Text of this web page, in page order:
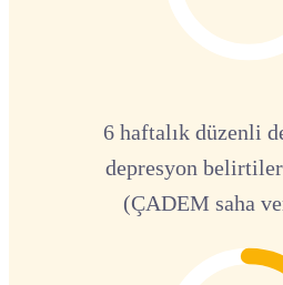
6 haftalık düzenli
depresyon
(ÇADEM saha